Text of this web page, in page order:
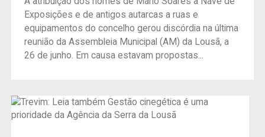
Exposições e de antigos autarcas a ruas e
equipamentos do concelho gerou discórdia na última
reunião da Assembleia Municipal (AM) da Lousã, a
26 de junho. Em causa estavam propostas...